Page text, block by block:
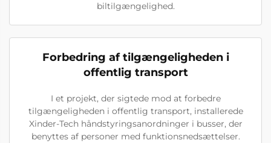
biltilgængelighed.
Forbedring af tilgængeligheden i
offentlig transport
I et projekt, der sigtede mod at forbedre
tilgængeligheden i offentlig transport, installerede
Xinder-Tech håndstyringsanordninger i busser, der
benyttes af personer med funktionsnedsættelser.